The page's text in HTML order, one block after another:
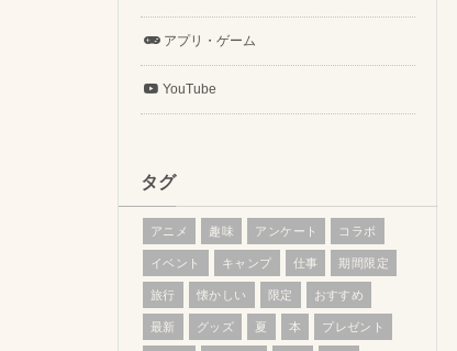
アプリ・ゲーム
YouTube
タグ
アニメ 趣味 アンケート コラボ
イベント キャンプ 仕事 期間限定
旅行 懐かしい 限定 おすすめ
最新 グッズ 夏 本 プレゼント